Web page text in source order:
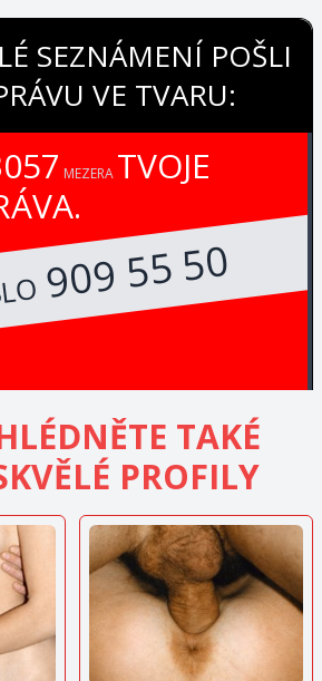
SEZNÁMENÍ POŠLI
VE TVARU:
MEZERA TVOJE
909 55 50
TAKÉ
PROFILY
ZOBRAZIT
INZERÁT